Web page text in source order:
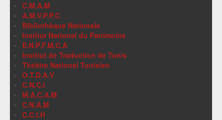
C.M.A.M
A.M.V.P.P.C
Bibliothèque Nationale
Institut National du Patrimoine
E.N.P.F.M.C.A
Institut de Traduction de Tunis
Théâtre National Tunisien
O.T.D.A.V
C.N.C.I
M.A.C.A.M
C.N.A.M
C.C.I.H